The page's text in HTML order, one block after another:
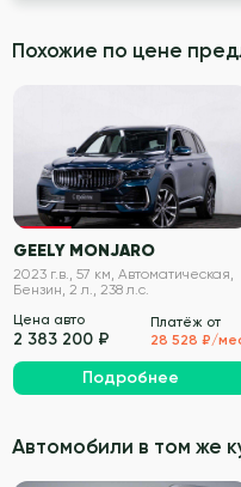
Похожие по цене
VIN проверен
GEELY MONJARO
2023 г.в., 57 км, Автоматическая,
Бензин, 2 л., 238 л.с.
Цена авто
2 383 200 ₽
Платёж от
28 528 ₽/
Подробнее
Автомобили в том же